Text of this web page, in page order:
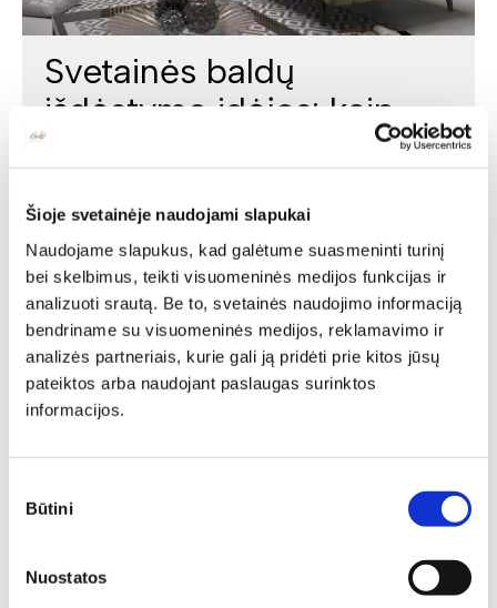
Šioje svetainėje naudojami slapukai
Naudojame slapukus, kad galėtume suasmeninti turinį
bei skelbimus, teikti visuomeninės medijos funkcijas ir
analizuoti srautą. Be to, svetainės naudojimo informaciją
bendriname su visuomeninės medijos, reklamavimo ir
analizės partneriais, kurie gali ją pridėti prie kitos jūsų
pateiktos arba naudojant paslaugas surinktos
informacijos.
pasirinkimas
Būtini
Nuostatos
Svetainės baldų
išdėstymo idėjos: kaip
planuoti erdvę
Renkantis svetainės baldus, svarbu atsižvelgti ne tik į jų
dizainą ar spalvą – ne mažiau reikšmingas yra jų
išdėstymas kambaryje. Tinkamai suplanuotas
išdėstymas leidžia efektyviai išnaudoti erdvę, sukurti
patogią judėjimo aplinką ir prisideda prie harmoningos
visumos. Dalinamės praktiškais patarimais, kurie padės
sukurti ne tik estetišką, bet ir funkcionalią svetainę,
nepriklausomai nuo jos dydžio.